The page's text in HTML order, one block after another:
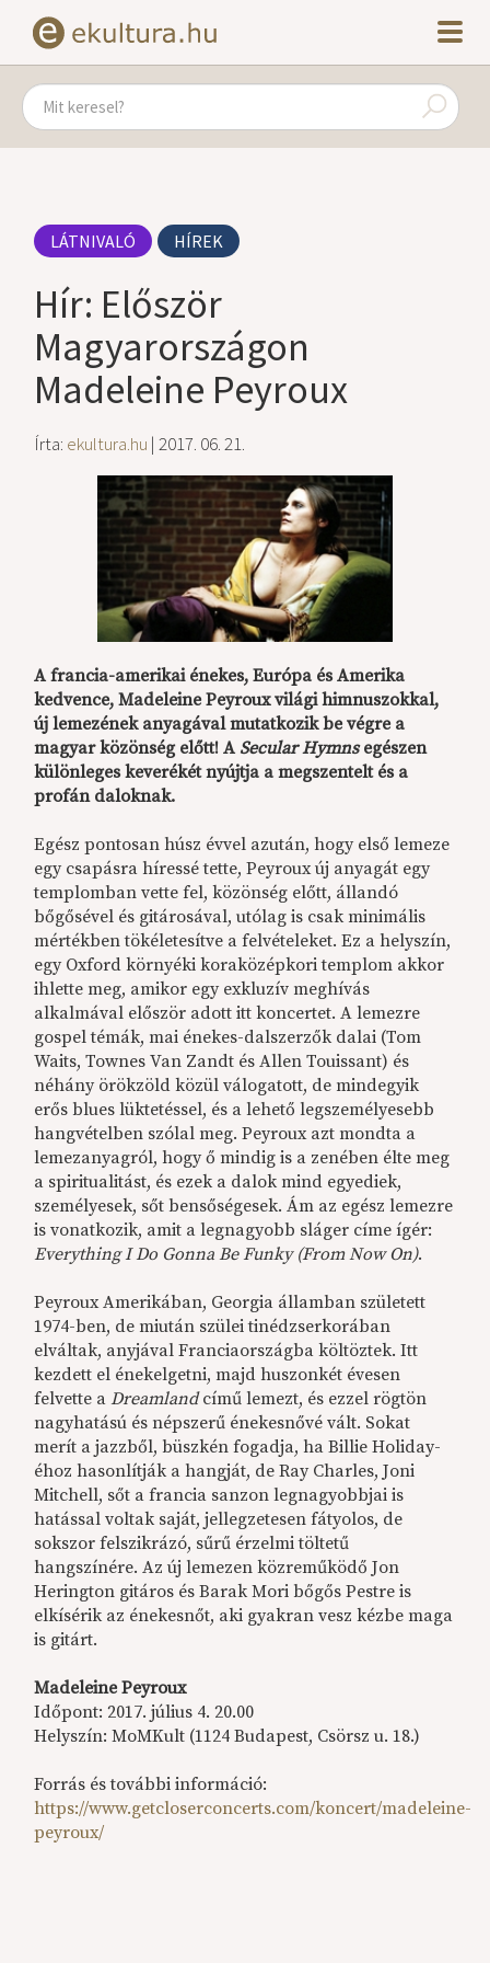
LÁTNIVALÓ HÍREK
Hír: Először
Magyarországon
Madeleine Peyroux
Írta: ekultura.hu | 2017. 06. 21.
A francia-amerikai énekes, Európa és Amerika
kedvence, Madeleine Peyroux világi himnuszokkal,
új lemezének anyagával mutatkozik be végre a
magyar közönség előtt! A Secular Hymnsegészen
különleges keverékét nyújtja a megszentelt és a
profán daloknak.
Egész pontosan húsz évvel azután, hogy első lemeze
egy csapásra híressé tette, Peyroux új anyagát egy
templomban vette fel, közönség előtt, állandó
bőgősével és gitárosával, utólag is csak minimális
mértékben tökéletesítve a felvételeket. Ez a helyszín,
egy Oxford környéki koraközépkori templom akkor
ihlette meg, amikor egy exkluzív meghívás
alkalmával először adott itt koncertet. A lemezre
gospel témák, mai énekes-dalszerzők dalai (Tom
Waits, Townes Van Zandt és Allen Touissant) és
néhány örökzöld közül válogatott, de mindegyik
erős blues lüktetéssel, és a lehető legszemélyesebb
hangvételben szólal meg. Peyroux azt mondta a
lemezanyagról, hogy ő mindig is a zenében élte meg
a spiritualitást, és ezek a dalok mind egyediek,
személyesek, sőt bensőségesek. Ám az egész lemezre
is vonatkozik, amit a legnagyobb sláger címe ígér:
Everything I Do Gonna Be Funky (From Now On).
Peyroux Amerikában, Georgia államban született
1974-ben, de miután szülei tinédzserkorában
elváltak, anyjával Franciaországba költöztek. Itt
kezdett el énekelgetni, majd huszonkét évesen
felvette aDreamlandcímű lemezt, és ezzel rögtön
nagyhatású és népszerű énekesnővé vált. Sokat
merít a jazzből, büszkén fogadja, ha Billie Holiday-
éhoz hasonlítják a hangját, de Ray Charles, Joni
Mitchell, sőt a francia sanzon legnagyobbjai is
hatással voltak saját, jellegzetesen fátyolos, de
sokszor felszikrázó, sűrű érzelmi töltetű
hangszínére. Az új lemezen közreműködő Jon
Herington gitáros és Barak Mori bőgős Pestre is
elkísérik az énekesnőt, aki gyakran vesz kézbe maga
is gitárt.
Madeleine Peyroux
Időpont: 2017. július 4. 20.00
Helyszín: MoMKult (1124 Budapest, Csörsz u. 18.)
Forrás és további információ:
https://www.getcloserconcerts.com/koncert/madeleine-
peyroux/